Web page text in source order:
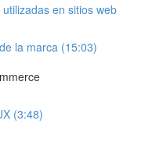
en sitios web
la marca (15:03)
(3:48)